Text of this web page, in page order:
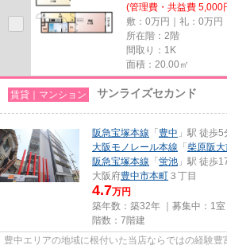
(管理費・共益費 5,000
敷：0万円｜礼：0万円
所在階：2階
間取り：1K
面積：20.00㎡
賃貸｜マンション サンライズセカンド
阪急宝塚本線 「 豊中 」駅 徒歩5
大阪モノレール本線 「 柴原阪
阪急宝塚本線 「 蛍池 」駅 徒歩
大阪府豊中市本町 ３丁目
4.7万円
築年数：築32年 ｜募集中： 1室
階数：7階建
豊中エリアの地域に根付いた当店ならではの経験